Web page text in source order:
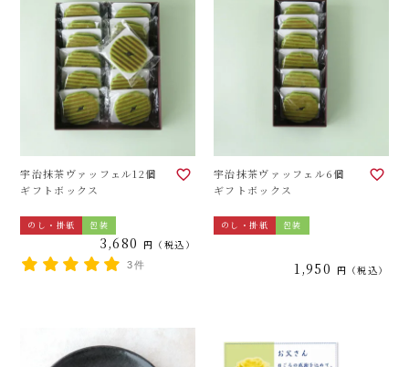
宇治抹茶ヴァッフェル12個
ギフトボックス
のし・掛紙 包装
3,680 税込
3件
宇治抹茶ヴァッフェル6個
ギフトボックス
のし・掛紙 包装
1,950 税込